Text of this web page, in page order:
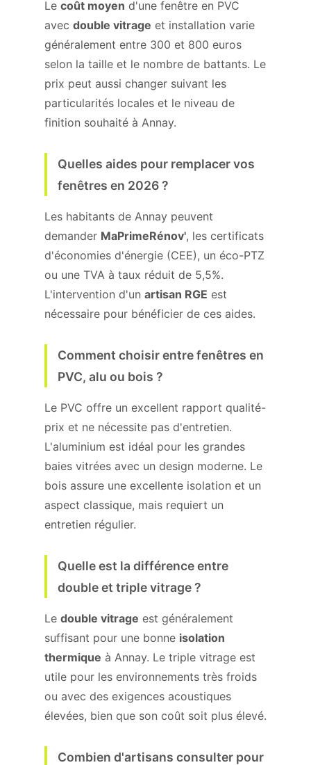
Le coût moyen d'une fenêtre en PVC
avec double vitrage et installation varie
généralement entre 300 et 800 euros
selon la taille et le nombre de battants. Le
prix peut aussi changer suivant les
particularités locales et le niveau de
finition souhaité à Annay.
Quelles aides pour remplacer vos
fenêtres en 2026 ?
Les habitants de Annay peuvent
demander MaPrimeRénov', les certificats
d'économies d'énergie (CEE), un éco-PTZ
ou une TVA à taux réduit de 5,5%.
L'intervention d'un artisan RGE est
nécessaire pour bénéficier de ces aides.
Comment choisir entre fenêtres en
PVC, alu ou bois ?
Le PVC offre un excellent rapport qualité-
prix et ne nécessite pas d'entretien.
L'aluminium est idéal pour les grandes
baies vitrées avec un design moderne. Le
bois assure une excellente isolation et un
aspect classique, mais requiert un
entretien régulier.
Quelle est la différence entre
double et triple vitrage ?
Le double vitrage est généralement
suffisant pour une bonne isolation
thermique à Annay. Le triple vitrage est
utile pour les environnements très froids
ou avec des exigences acoustiques
élevées, bien que son coût soit plus élevé.
Combien d'artisans consulter pour